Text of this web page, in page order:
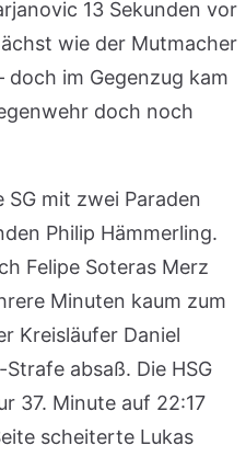
13 Sekunden vor
wie der Mutmacher
im Gegenzug kam
doch noch
mit zwei Paraden
Philip Hämmerling.
Felipe Soteras Merz
Minuten kaum zum
Kreisläufer Daniel
absaß. Die HSG
37. Minute auf 22:17
scheiterte Lukas